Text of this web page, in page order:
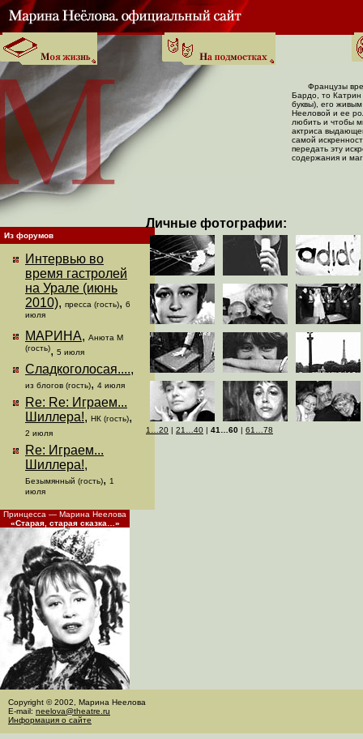
Из форумов
Интервью во
время гастролей
на Урале (июнь
2010), пресса (гость), 6
июля
МАРИНА, Анюта М
(гость), 5 июля
Сладкоголосая....,
из блогов (гость), 4 июля
Re: Re: Играем...
Шиллера!, НК (гость),
2 июля
Re: Играем...
Шиллера!,
Безымянный (гость), 1
июля
Французы
Бардо, то
буквы), его
Нееловой и ее
любить и чтобы
актриса
самой
передать эту
содержания и
Личные фотографии:
1…20 | 21…40 | 41…60 | 61…78
Принцесса — Марина Неелова
«Старая, старая сказка…»
Copyright © 2002, Марина Неелова
E-mail: neelova@theatre.ru
Информация о сайте